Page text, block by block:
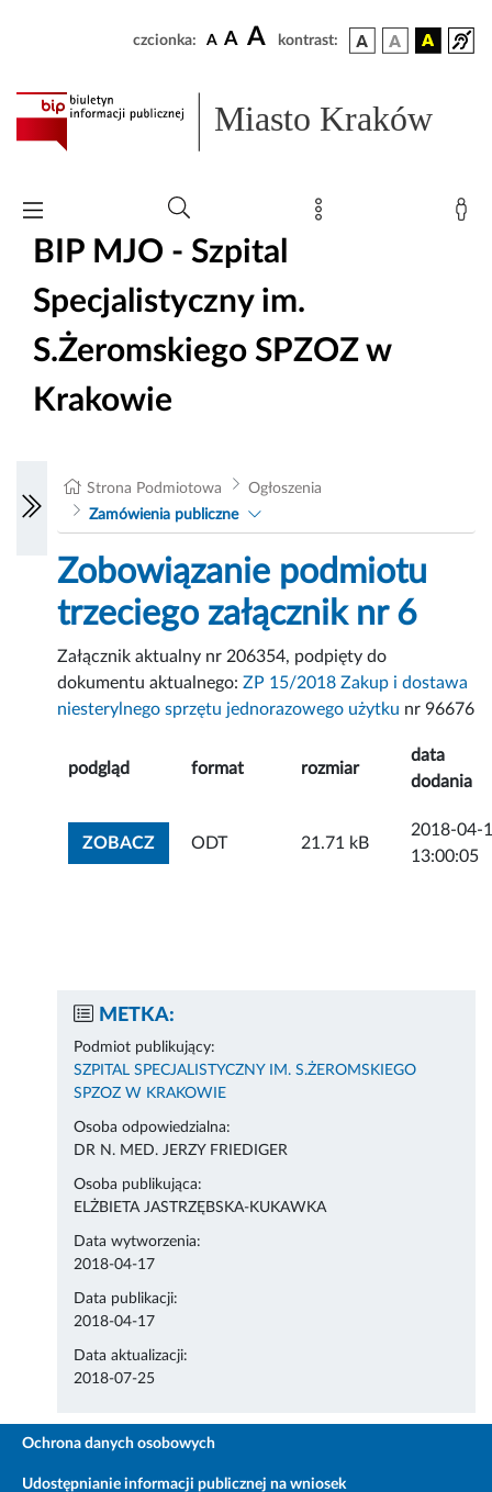
czcionka: A A A kontrast:
Miasto Kraków
BIP MJO - Szpital
Specjalistyczny im.
S.Żeromskiego SPZOZ w
Krakowie
Strona Podmiotowa
Ogłoszenia
Zamówienia publiczne
Zobowiązanie podmiotu
trzeciego załącznik nr 6
Załącznik aktualny nr 206354, podpięty do
dokumentu aktualnego:ZP 15/2018 Zakup i dostawa
niesterylnego sprzętu jednorazowego użytku nr 96676
podgląd format rozmiar
data
dodania
ZOBACZZOBACZ ZAŁĄCZNIK
ODT 21.71 kB
2018-04-
13:00:05
METKA:
Podmiot publikujący:
SZPITAL SPECJALISTYCZNY IM. S.ŻEROMSKIEGO
SPZOZ W KRAKOWIE
Osoba odpowiedzialna:
DR N. MED. JERZY FRIEDIGER
Osoba publikująca:
ELŻBIETA JASTRZĘBSKA-KUKAWKA
Data wytworzenia:
2018-04-17
Data publikacji:
2018-04-17
Data aktualizacji:
2018-07-25
Ochrona danych osobowych
Udostępnianie informacji publicznej na wniosek